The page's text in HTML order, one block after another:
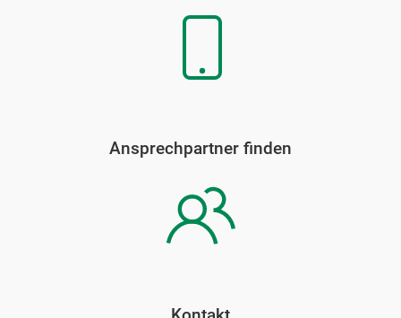
Ansprechpartner finden